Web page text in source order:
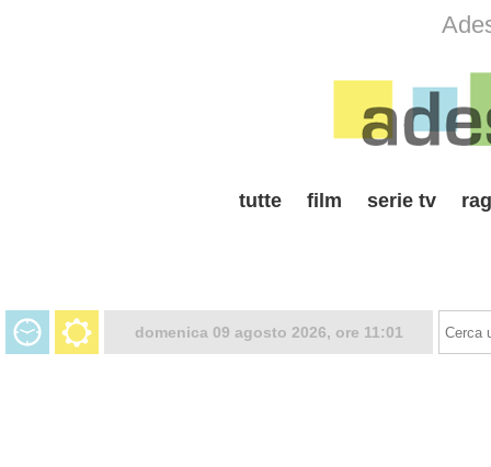
tutte film serie tv
domenica 09 agosto 2026, ore 11:01